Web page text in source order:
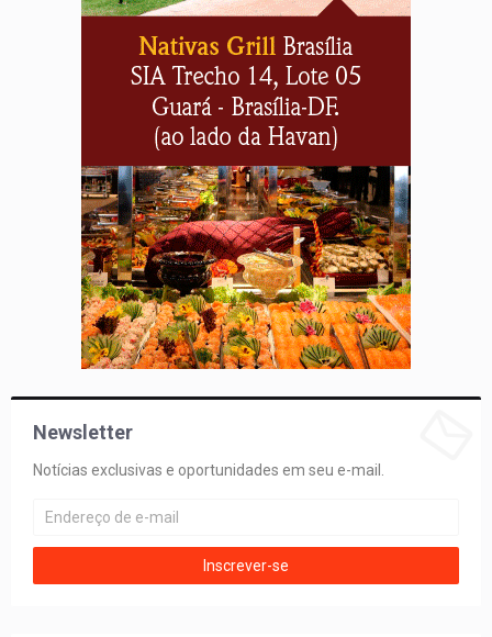
Newsletter
Notícias exclusivas e oportunidades em seu e-mail.